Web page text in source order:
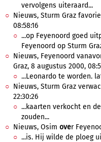
vervolgens uiteraard...
Nieuws, Sturm Graz
08:58:16
...op Feyenoord goed
Feyenoord op Sturm
Nieuws, Feyenoord
Graz, 8 augustus 2000,
...Leonardo te worden.
Nieuws, Sturm Graz
22:30:26
...kaarten verkocht en
zouden...
Nieuws, Osim over
...is. Hij wilde de ploeg